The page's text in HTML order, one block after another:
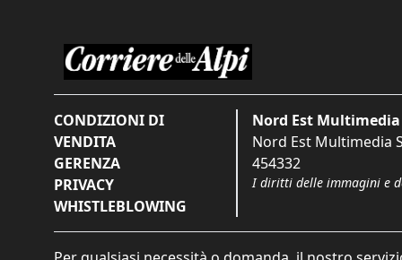
CONDIZIONI DI
VENDITA
GERENZA
PRIVACY
WHISTLEBLOWING
Nord Est Multimedia
Nord Est Multimedia
454332
I diritti delle immagini e